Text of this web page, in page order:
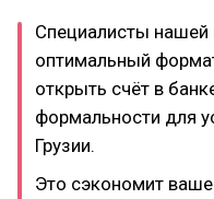
Специалисты нашей
оптимальный
открыть счёт в
формальности для
Грузии.
Это сэкономит ваше